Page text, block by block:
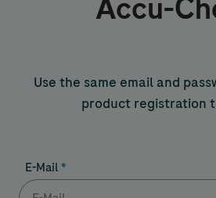
Accu-
Use the same email and
product registration
E-Mail